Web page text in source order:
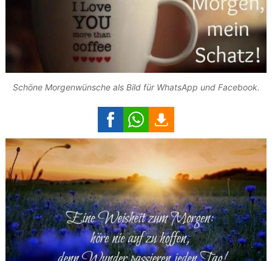
Schöne Morgenwünsche als Bild für WhatsApp und Facebook.